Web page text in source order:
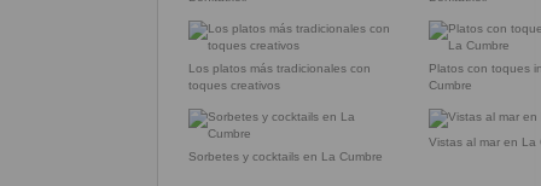
Los platos más tradicionales con
toques creativos
Platos con toques
Cumbre
Sorbetes y cocktails en La Cumbre
Vistas al mar en La